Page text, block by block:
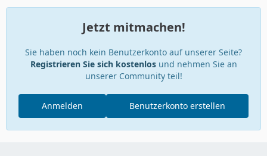
Jetzt mitmachen!
Sie haben noch kein Benutzerkonto auf unserer Seite?
Registrieren Sie sich kostenlosund nehmen Sie an
unserer Community teil!
Benutzerkonto erstellen
Anmelden